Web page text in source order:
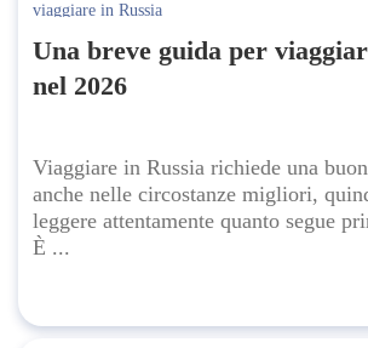
viaggiare in Russia
Una breve guida per
nel 2026
Viaggiare in Russia richiede una
anche nelle circostanze migliori,
leggere attentamente quanto segue
È ...